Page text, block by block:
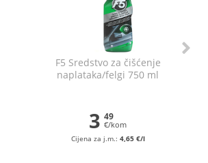
F5 Sredstvo za čišćenje
naplataka/felgi 750 ml
3 49
€/kom
Cijena za j.m.: 4,65 €/l